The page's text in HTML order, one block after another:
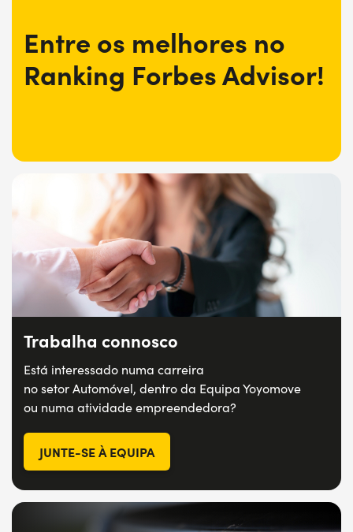
Entre os melhores no
Ranking Forbes Advisor!
Trabalha connosco
Está interessado numa carreira
no setor Automóvel, dentro da Equipa Yoyomove
ou numa atividade empreendedora?
JUNTE-SE À EQUIPA